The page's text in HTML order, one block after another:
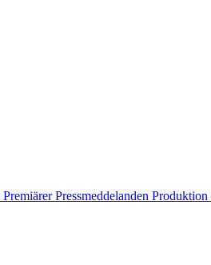
PremiärerPressmeddelanden Produktion